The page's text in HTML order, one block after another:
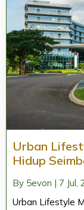
Urban
Hidup
By 5evon | 7 Jul,
Urban Lifestyle